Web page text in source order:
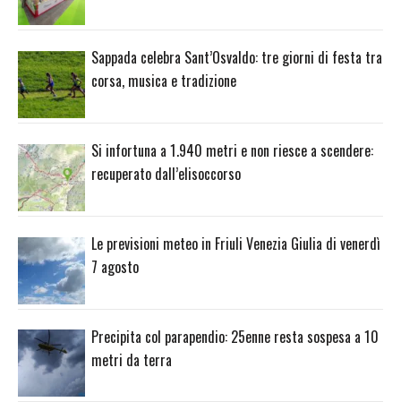
Sappada celebra Sant’Osvaldo: tre giorni di festa tra
corsa, musica e tradizione
Si infortuna a 1.940 metri e non riesce a scendere:
recuperato dall’elisoccorso
Le previsioni meteo in Friuli Venezia Giulia di venerdì
7 agosto
Precipita col parapendio: 25enne resta sospesa a 10
metri da terra